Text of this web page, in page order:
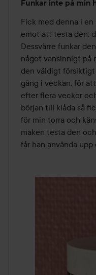
1
av
5
Funkar inte på min
Fick med denna i en
emot att testa den,
Dessvärre funkar
något vansinnigt på
den väldigt
gång i veckan, för
efter flera veckor
början till klåda så
för min torra och
maken testa den
får han använda